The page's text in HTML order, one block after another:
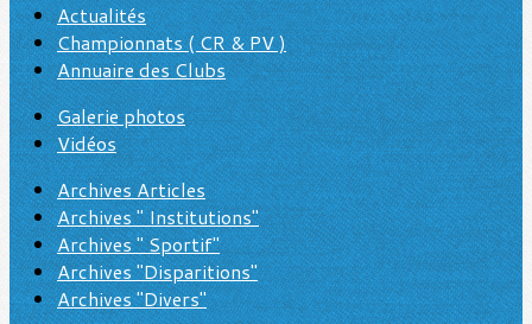
Actualités
Championnats ( CR & PV )
Annuaire des Clubs
Galerie photos
Vidéos
Archives Articles
Archives " Institutions"
Archives " Sportif"
Archives "Disparitions"
Archives "Divers"